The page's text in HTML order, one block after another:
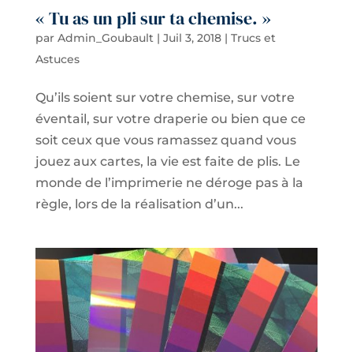
« Tu as un pli sur ta chemise. »
par Admin_Goubault| Juil 3, 2018| Trucs et
Astuces
Qu’ils soient sur votre chemise, sur votre
éventail, sur votre draperie ou bien que ce
soit ceux que vous ramassez quand vous
jouez aux cartes, la vie est faite de plis. Le
monde de l’imprimerie ne déroge pas à la
règle, lors de la réalisation d’un...